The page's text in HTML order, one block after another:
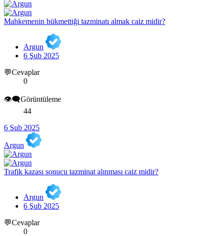
Mahkemenin hükmettiği tazminatı almak caiz midir?
Argun
6 Şub 2025
💬Cevaplar
0
👁️‍🗨️Görüntüleme
44
6 Şub 2025
Argun
Trafik kazası sonucu tazminat alınması caiz midir?
Argun
6 Şub 2025
💬Cevaplar
0